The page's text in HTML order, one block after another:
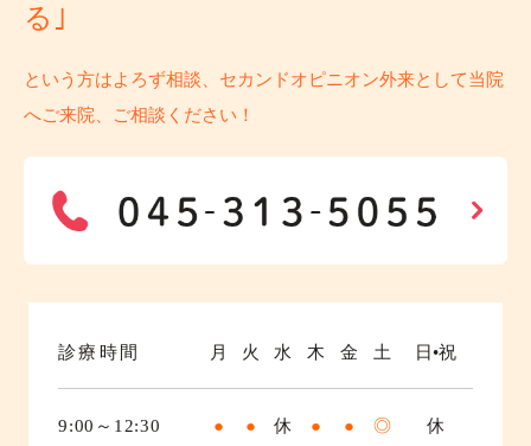
る｣
という方はよろず相談、セカンドオピニオン外来として当院
へご来院、ご相談ください！
診療時間 月 火 水 木 金 土 日•祝
9:00～12:30 ● ● 休 ● ● ◎
休